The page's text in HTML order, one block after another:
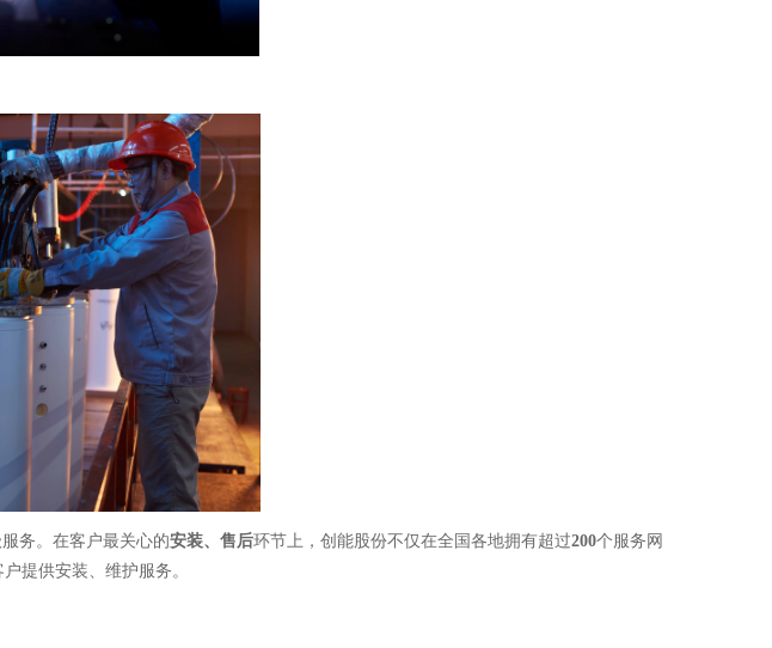
务。 在客户最关心的安装、售后环节上 ， 创能股份不仅在全国各地拥有超过200个服务网
提供安装、维护服务。